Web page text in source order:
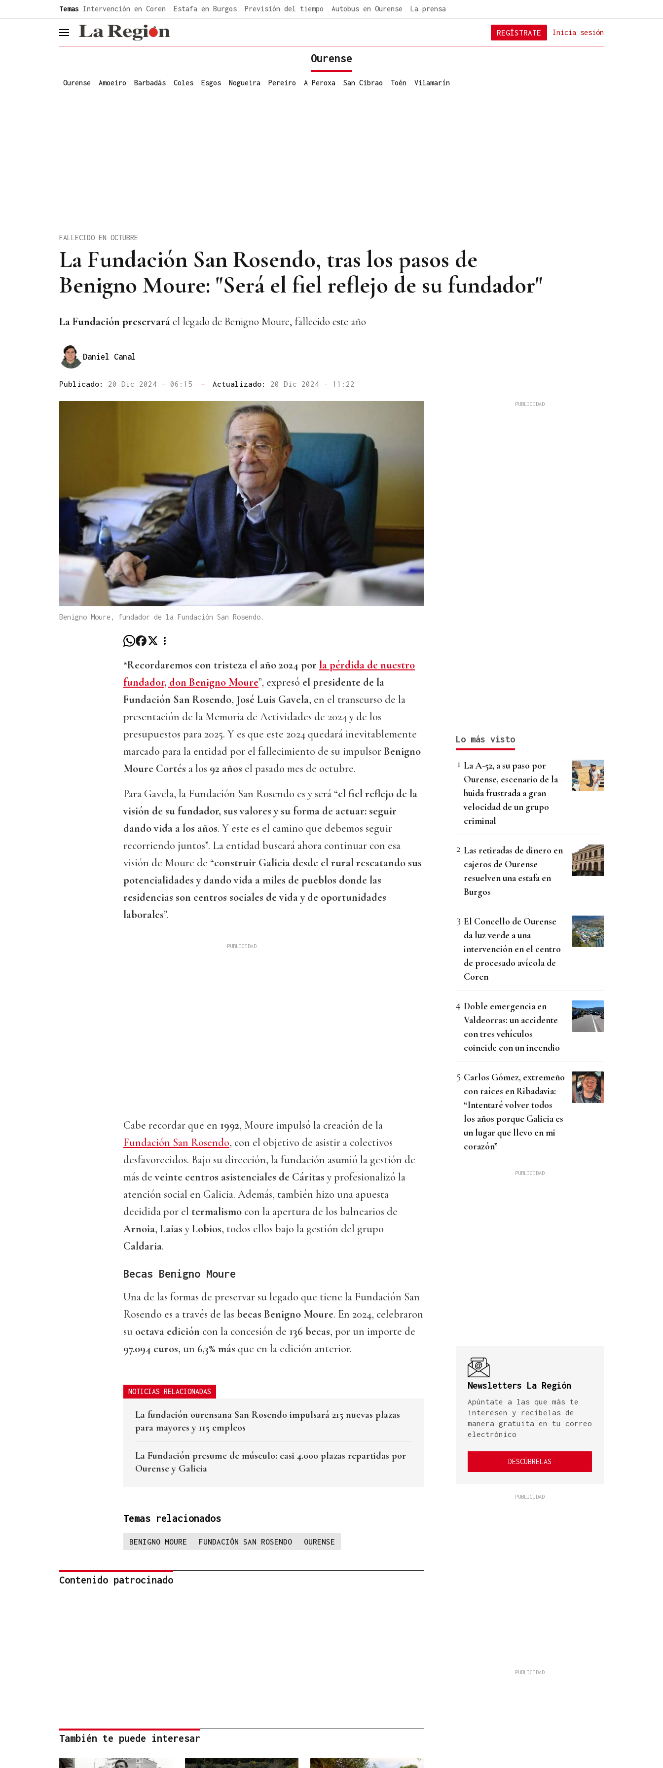
Temas Intervención en Coren Estafa en Burgos Previsión del tiempo Autobus en Ourense La prensa
header.menu.open Inicia sesión
REGÍSTRATE
Ourense
Ourense Amoeiro Barbadás Coles Esgos Nogueira Pereiro A Peroxa San Cibrao Toén Vilamarín
La Fundación San Rosendo, tras los pasos de
Benigno Moure: "Será el fiel reflejo de su fundador"
FALLECIDO EN OCTUBRE
La Fundación preservaráel legado de Benigno Moure, fallecido este año
Daniel Canal
Publicado: 20 Dic 2024 - 06:15 — Actualizado: 20 Dic 2024 - 11:22
Benigno Moure, fundador de la Fundación San Rosendo.
“Recordaremos con tristeza el año 2024 por la pérdida de nuestro
fundador, don Benigno Moure”, expresó el presidente de la
Fundación San Rosendo, José Luis Gavela, en el transcurso de la
presentación de la Memoria de Actividades de 2024 y de los
presupuestos para 2025. Y es que este 2024 quedará inevitablemente
marcado para la entidad por el fallecimiento de su impulsorBenigno
Moure Cortés a los 92 años el pasado mes de octubre.
Para Gavela, la Fundación San Rosendo es y será “el fiel reflejo de la
visión de su fundador, sus valores y su forma de actuar: seguir
dando vida a los años. Y este es el camino que debemos seguir
recorriendo juntos”. La entidad buscará ahora continuar con esa
visión de Moure de “construir Galicia desde el rural rescatando sus
potencialidades y dando vida a miles de pueblos donde las
residencias son centros sociales de vida y de oportunidades
laborales”.
Cabe recordar que en 1992, Moure impulsó la creación de la
Fundación San Rosendo, con el objetivo de asistir a colectivos
desfavorecidos. Bajo su dirección, la fundación asumió la gestión de
más deveinte centros asistenciales de Cáritas y profesionalizó la
atención social en Galicia. Además, también hizo una apuesta
decidida por el termalismo con la apertura de los balnearios de
Arnoia, Laias yLobios, todos ellos bajo la gestión del grupo
Caldaria.
Becas Benigno Moure
Una de las formas de preservar su legado que tiene la Fundación San
Rosendo es a través de las becas Benigno Moure. En 2024, celebraron
su octava edición con la concesión de 136 becas, por un importe de
97.094 euros, un 6,3% más que en la edición anterior.
NOTICIAS RELACIONADAS
La fundación ourensana San Rosendo impulsará 215 nuevas plazas
para mayores y 115 empleos
La Fundación presume de músculo: casi 4.000 plazas repartidas por
Ourense y Galicia
Temas relacionados
BENIGNO MOURE FUNDACIÓN SAN ROSENDO OURENSE
Contenido patrocinado
También te puede interesar
Lo más visto
La A-52, a su paso por
Ourense, escenario de la
huida frustrada a gran
velocidad de un grupo
criminal
Las retiradas de dinero en
cajeros de Ourense
resuelven una estafa en
Burgos
El Concello de Ourense
da luz verde a una
intervención en el centro
de procesado avícola de
Coren
Doble emergencia en
Valdeorras: un accidente
con tres vehículos
coincide con un incendio
Carlos Gómez, extremeño
con raíces en Ribadavia:
“Intentaré volver todos
los años porque Galicia es
un lugar que llevo en mi
corazón”
Newsletters La Región
Apúntate a las que más te
interesen y recíbelas de
manera gratuita en tu correo
electrónico
DESCÚBRELAS